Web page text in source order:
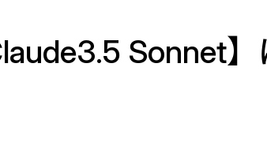
Sonnet